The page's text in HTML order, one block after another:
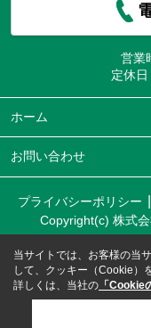
営業
定休日
ホーム
お問い合わせ
プライバシーポリシー
Copyright(c) 株式
当サイトでは、お客様の当
して、クッキー（Cookie）
詳しくは、当社の 「Cookie